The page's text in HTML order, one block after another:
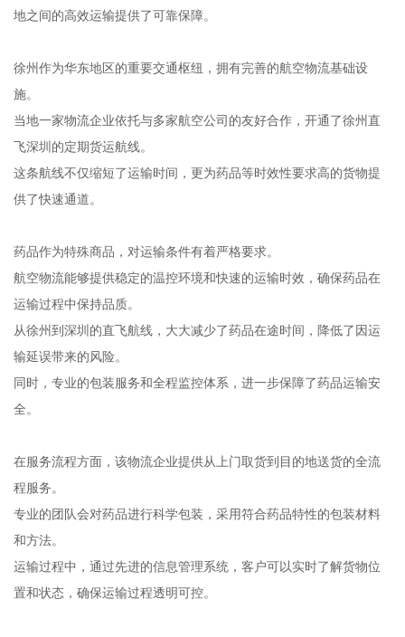
地之间的高效运输提供了可靠保障。
徐州作为华东地区的重要交通枢纽，拥有完善的航空物流基础设
施。
当地一家物流企业依托与多家航空公司的友好合作，开通了徐州直
飞深圳的定期货运航线。
这条航线不仅缩短了运输时间，更为药品等时效性要求高的货物提
供了快速通道。
药品作为特殊商品，对运输条件有着严格要求。
航空物流能够提供稳定的温控环境和快速的运输时效，确保药品在
运输过程中保持品质。
从徐州到深圳的直飞航线，大大减少了药品在途时间，降低了因运
输延误带来的风险。
同时，专业的包装服务和全程监控体系，进一步保障了药品运输安
全。
在服务流程方面，该物流企业提供从上门取货到目的地送货的全流
程服务。
专业的团队会对药品进行科学包装，采用符合药品特性的包装材料
和方法。
运输过程中，通过先进的信息管理系统，客户可以实时了解货物位
置和状态，确保运输过程透明可控。